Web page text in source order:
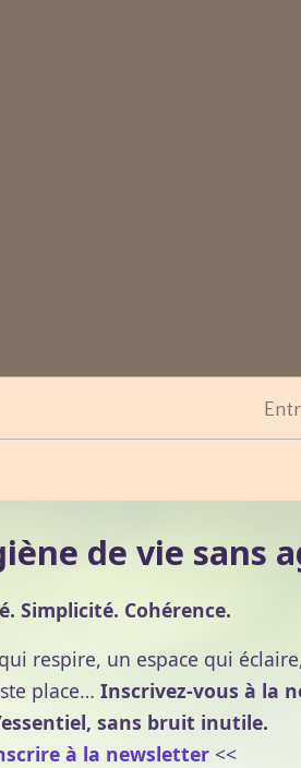
de vie sans
Simplicité. Cohérence.
respire, un espace qui
place… Inscrivez-vous à la
sans bruit inutile.
à la newsletter <<